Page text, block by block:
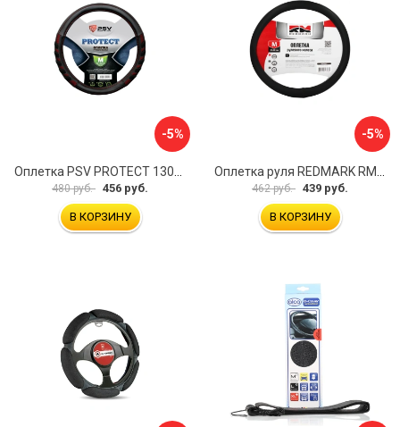
-5%
Оплетка PSV PROTECT 130503
480 руб. 456 руб.
В КОРЗИНУ
-5%
Оплетка руля REDMARK RM78002
462 руб. 439 руб.
В КОРЗИНУ